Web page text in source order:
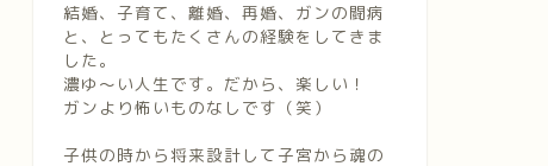
結婚、子育て、離婚、再婚、ガンの闘病
と、とってもたくさんの経験をしてきま
した。
濃ゆ〜い人生です。だから、楽しい！
ガンより怖いものなしです（笑）
子供の時から将来設計して子宮から魂の